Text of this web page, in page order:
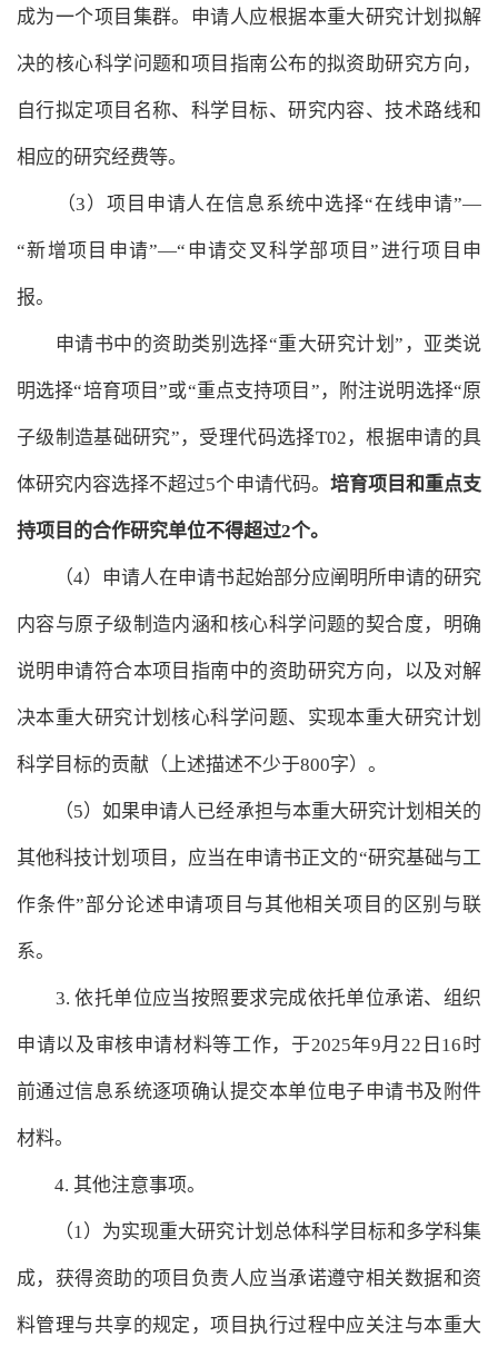
成为一个项目集群。申请人应根据本重大研究计划拟解
决的核心科学问题和项目指南公布的拟资助研究方向，
自行拟定项目名称、科学目标、研究内容、技术路线和
相应的研究经费等。
（3）项目申请人在信息系统中选择“在线申请”—
“新增项目申请”—“申请交叉科学部项目”进行项目申
报。
申请书中的资助类别选择“重大研究计划”，亚类说
明选择“培育项目”或“重点支持项目”，附注说明选择“原
子级制造基础研究”，受理代码选择T02，根据申请的具
体研究内容选择不超过5个申请代码。 培育项目和重点支
持项目的合作研究单位不得超过2个。
（4）申请人在申请书起始部分应阐明所申请的研究
内容与原子级制造内涵和核心科学问题的契合度，明确
说明申请符合本项目指南中的资助研究方向，以及对解
决本重大研究计划核心科学问题、实现本重大研究计划
科学目标的贡献（上述描述不少于800字）。
（5）如果申请人已经承担与本重大研究计划相关的
其他科技计划项目，应当在申请书正文的“研究基础与工
作条件”部分论述申请项目与其他相关项目的区别与联
系。
3. 依托单位应当按照要求完成依托单位承诺、组织
申请以及审核申请材料等工作，于2025年9月22日16时
前通过信息系统逐项确认提交本单位电子申请书及附件
材料。
4. 其他注意事项。
（1）为实现重大研究计划总体科学目标和多学科集
成，获得资助的项目负责人应当承诺遵守相关数据和资
料管理与共享的规定，项目执行过程中应关注与本重大